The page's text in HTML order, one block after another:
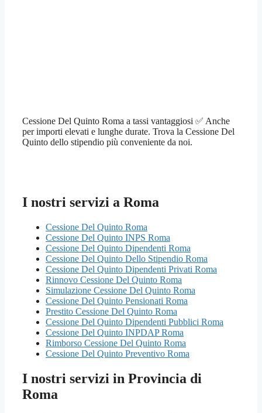
Cessione Del Quinto Roma a tassi vantaggiosi ✅ Anche
per importi elevati e lunghe durate. Trova la Cessione Del
Quinto dello stipendio più conveniente da noi.
I nostri servizi a Roma
Cessione Del Quinto Roma
Cessione Del Quinto INPS Roma
Cessione Del Quinto Dipendenti Roma
Cessione Del Quinto Dello Stipendio Roma
Cessione Del Quinto Dipendenti Privati Roma
Rinnovo Cessione Del Quinto Roma
Simulazione Cessione Del Quinto Roma
Cessione Del Quinto Pensionati Roma
Prestito Cessione Del Quinto Roma
Cessione Del Quinto Dipendenti Pubblici Roma
Cessione Del Quinto INPDAP Roma
Rimborso Cessione Del Quinto Roma
Cessione Del Quinto Preventivo Roma
I nostri servizi in Provincia di
Roma